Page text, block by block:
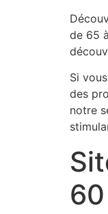
de 65
Si
des
notre